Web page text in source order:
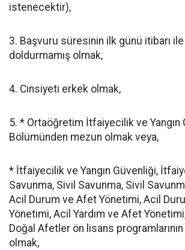
istenecektir),
3. Başvuru süresinin ilk günü itibarı ile
doldurmamış olmak,
4. Cinsiyeti erkek olmak,
5. * Ortaöğretim İtfaiyecilik ve Yangın
Bölümünden mezun olmak veya,
* İtfaiyecilik ve Yangın Güvenliği,
Savunma, Sivil Savunma, Sivil
Acil Durum ve Afet Yönetimi, Acil
Yönetimi, Acil Yardım ve Afet
Doğal Afetler ön lisans
olmak,